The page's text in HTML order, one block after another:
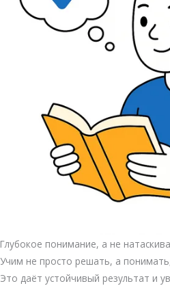
Глубокое понимание, а не
Учим не просто решать, а
Это даёт устойчивый результат и